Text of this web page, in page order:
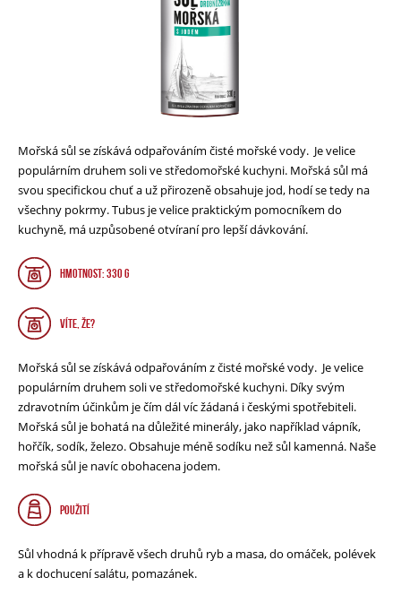
Mořská sůl se získává odpařováním čisté mořské vody. Je velice
populárním druhem soli ve středomořské kuchyni. Mořská sůl má
svou specifickou chuť a už přirozeně obsahuje jod, hodí se tedy na
všechny pokrmy. Tubus je velice praktickým pomocníkem do
kuchyně, má uzpůsobené otvíraní pro lepší dávkování.
HMOTNOST: 330 g
VÍTE, ŽE?
Mořská sůl se získává odpařováním z čisté mořské vody. Je velice
populárním druhem soli ve středomořské kuchyni. Díky svým
zdravotním účinkům je čím dál víc žádaná i českými spotřebiteli.
Mořská sůl je bohatá na důležité minerály, jako například vápník,
hořčík, sodík, železo. Obsahuje méně sodíku než sůl kamenná. Naše
mořská sůl je navíc obohacena jodem.
POUŽITÍ
Sůl vhodná k přípravě všech druhů ryb a masa, do omáček, polévek
a k dochucení salátu, pomazánek.